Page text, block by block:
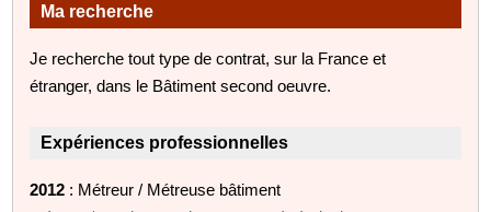
Ma recherche
Je recherche tout type de contrat, sur la France et
étranger, dans le Bâtiment second oeuvre.
Expériences professionnelles
2012 : Métreur / Métreuse bâtiment